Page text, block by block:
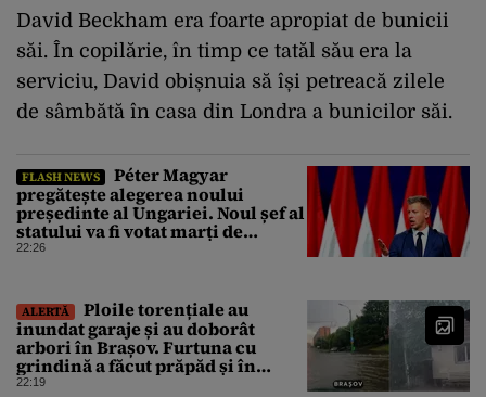
David Beckham era foarte apropiat de bunicii
săi. În copilărie, în timp ce tatăl său era la
serviciu, David obișnuia să își petreacă zilele
de sâmbătă în casa din Londra a bunicilor săi.
FLASH NEWS
Péter Magyar
pregătește alegerea noului
președinte al Ungariei. Noul șef al
statului va fi votat marți de
Parlament
22:26
ALERTĂ
Ploile torențiale au
inundat garaje și au doborât
arbori în Brașov. Furtuna cu
grindină a făcut prăpăd și în
Bihor
22:19